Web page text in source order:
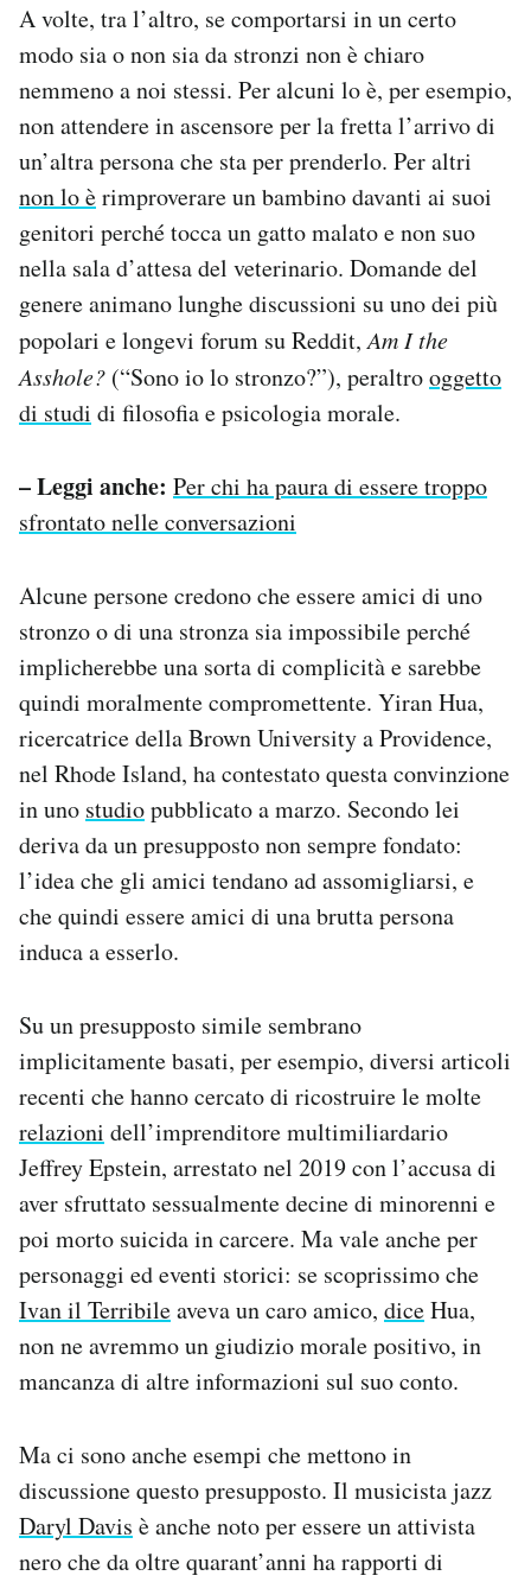
A volte, tra l’altro, se comportarsi in un certo
modo sia o non sia da stronzi non è chiaro
nemmeno a noi stessi. Per alcuni lo è, per esempio,
non attendere in ascensore per la fretta l’arrivo di
un’altra persona che sta per prenderlo. Per altri
non lo èrimproverare un bambino davanti ai suoi
genitori perché tocca un gatto malato e non suo
nella sala d’attesa del veterinario. Domande del
genere animano lunghe discussioni su uno dei più
popolari e longevi forum su Reddit,Am I the
Asshole? (“Sono io lo stronzo?”), peraltrooggetto
di studi di filosofia e psicologia morale.
– Leggi anche: Per chi ha paura di essere troppo
sfrontato nelle conversazioni
Alcune persone credono che essere amici di uno
stronzo o di una stronza sia impossibile perché
implicherebbe una sorta di complicità e sarebbe
quindi moralmente compromettente. Yiran Hua,
ricercatrice della Brown University a Providence,
nel Rhode Island, ha contestato questa convinzione
in uno studiopubblicato a marzo. Secondo lei
deriva da un presupposto non sempre fondato:
l’idea che gli amici tendano ad assomigliarsi, e
che quindi essere amici di una brutta persona
induca a esserlo.
Su un presupposto simile sembrano
implicitamente basati, per esempio, diversi articoli
recenti che hanno cercato di ricostruire le molte
relazioni dell’imprenditore multimiliardario
Jeffrey Epstein, arrestato nel 2019 con l’accusa di
aver sfruttato sessualmente decine di minorenni e
poi morto suicida in carcere. Ma vale anche per
personaggi ed eventi storici: se scoprissimo che
Ivan il Terribileaveva un caro amico, diceHua,
non ne avremmo un giudizio morale positivo, in
mancanza di altre informazioni sul suo conto.
Ma ci sono anche esempi che mettono in
discussione questo presupposto. Il musicista jazz
Daryl Davis è anche noto per essere un attivista
nero che da oltre quarant’anni ha rapporti di